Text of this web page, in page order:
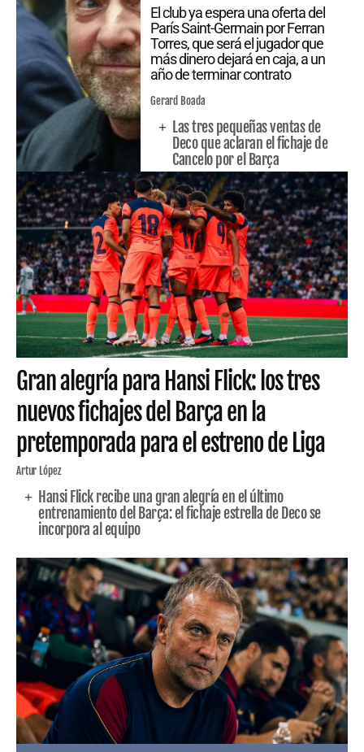
El club ya espera una oferta del
París Saint-Germain por Ferran
Torres, que será el jugador que
más dinero dejará en caja, a un
año de terminar contrato
Gerard Boada
Las tres pequeñas ventas de
Deco que aclaran el fichaje de
Cancelo por el Barça
Gran alegría para Hansi Flick: los tres
nuevos fichajes del Barça en la
pretemporada para el estreno de Liga
Artur López
Hansi Flick recibe una gran alegría en el último
entrenamiento del Barça: el fichaje estrella de Deco se
incorpora al equipo